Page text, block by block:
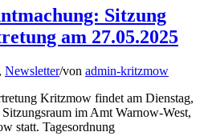
Sitzung
am 27.05.2025
, Newsletter/von admin-kritzmow
Kritzmow findet am Dienstag,
im Amt Warnow-West,
statt. Tagesordnung